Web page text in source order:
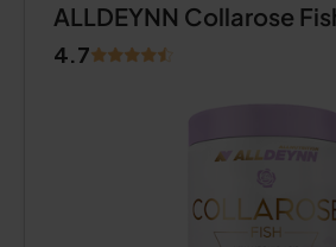
ALLDEYNN Collarose
4.7